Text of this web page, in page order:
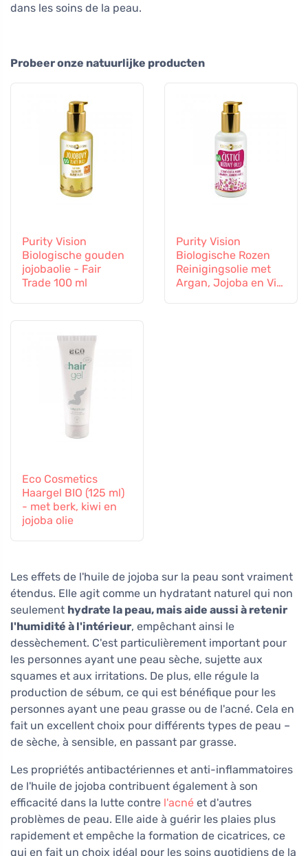
dans les soins de la peau.
Probeer onze natuurlijke producten
Purity Vision
Biologische gouden
jojobaolie - Fair
Trade 100 ml
Purity Vision
Biologische Rozen
Reinigingsolie met
Argan, Jojoba en Vit.
Eco Cosmetics
Haargel BIO (125 ml)
- met berk, kiwi en
jojoba olie
Les effets de l'huile de jojoba sur la peau sont vraiment
étendus. Elle agit comme un hydratant naturel qui non
seulement hydrate la peau, mais aide aussi à retenir
l'humidité à l'intérieur, empêchant ainsi le
dessèchement. C'est particulièrement important pour
les personnes ayant une peau sèche, sujette aux
squames et aux irritations. De plus, elle régule la
production de sébum, ce qui est bénéfique pour les
personnes ayant une peau grasse ou de l'acné. Cela en
fait un excellent choix pour différents types de peau –
de sèche, à sensible, en passant par grasse.
Les propriétés antibactériennes et anti-inflammatoires
de l'huile de jojoba contribuent également à son
efficacité dans la lutte contre l'acné et d'autres
problèmes de peau. Elle aide à guérir les plaies plus
rapidement et empêche la formation de cicatrices, ce
qui en fait un choix idéal pour les soins quotidiens de la